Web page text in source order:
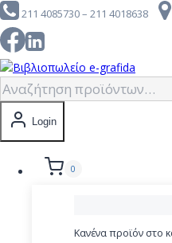
to
content
211 4085730 – 211 4018638
Αναζήτηση
για:
Login
0
Κανένα προϊόν στο